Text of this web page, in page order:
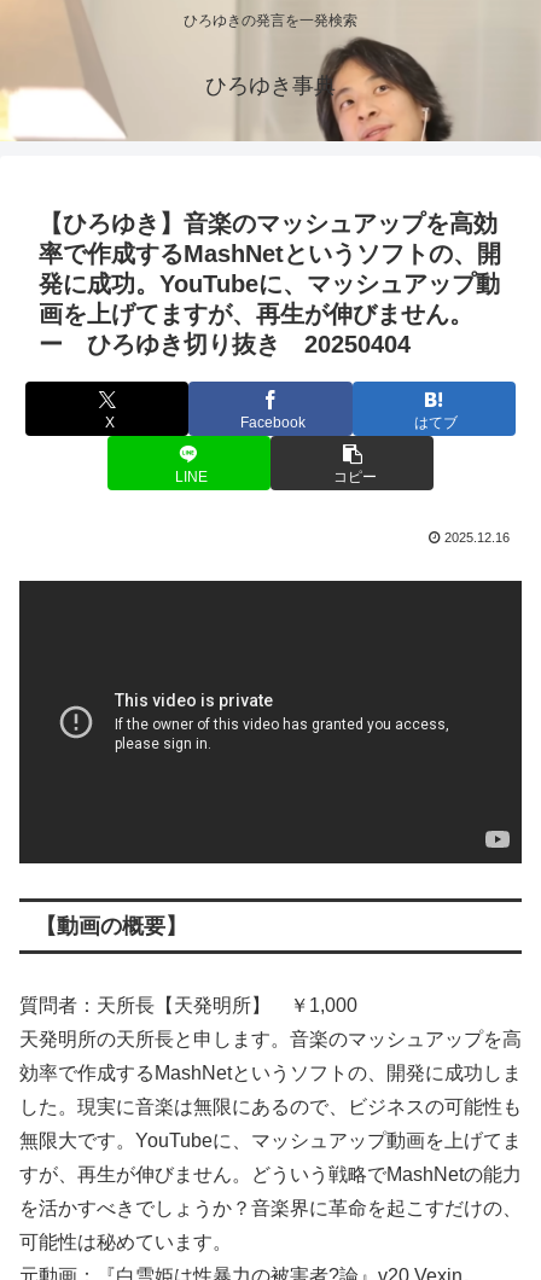
ひろゆきの発言を一発検索
ひろゆき事典
【ひろゆき】音楽のマッシュアップを高効
率で作成するMashNetというソフトの、開
発に成功。YouTubeに、マッシュアップ動
画を上げてますが、再生が伸びません。
ー ひろゆき切り抜き 20250404
X Facebook はてブ
LINE コピー
2025.12.16
【動画の概要】
質問者：天所長【天発明所】 ￥1,000
天発明所の天所長と申します。音楽のマッシュアップを高
効率で作成するMashNetというソフトの、開発に成功しま
した。現実に音楽は無限にあるので、ビジネスの可能性も
無限大です。YouTubeに、マッシュアップ動画を上げてま
すが、再生が伸びません。どういう戦略でMashNetの能力
を活かすべきでしょうか？音楽界に革命を起こすだけの、
可能性は秘めています。